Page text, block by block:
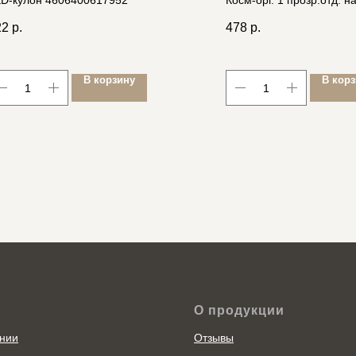
р.
В корзину
экокожа/ПВХ
478 р.
В
О продукции
Отзывы